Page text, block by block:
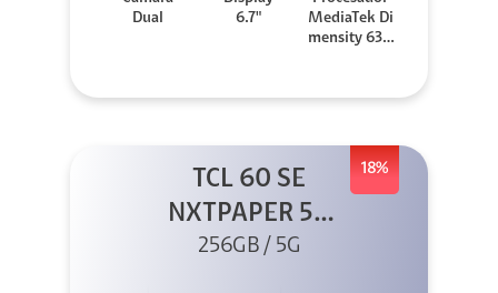
Dual
6.7"
MediaTek Di
mensity 630
18%
TCL 60 SE
NXTPAPER 5G
256GB Verde +
256GB / 5G